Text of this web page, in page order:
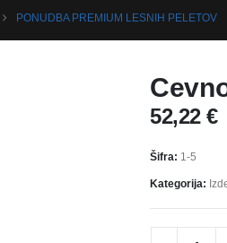
PONUDBA PREMIUM LESNIH PELETOV
52,22€
Šifra: 1-5
Kategorija: